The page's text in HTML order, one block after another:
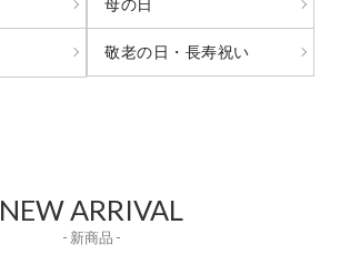
敬老の日・長寿祝い
NEW ARRIVAL
- 新商品 -